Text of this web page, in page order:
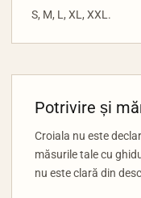
S, M, L, XL, XXL.
Potrivire și
Croiala nu este
măsurile tale cu
nu este clară din